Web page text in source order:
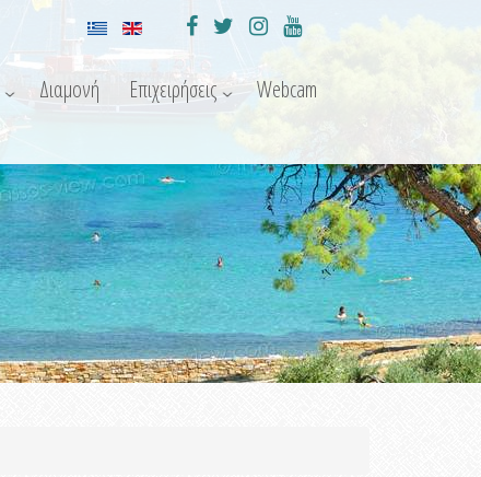
Διαμονή Επιχειρήσεις Webcam